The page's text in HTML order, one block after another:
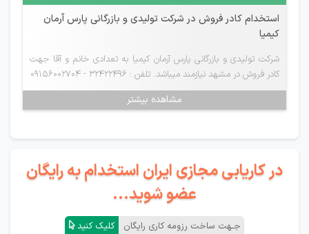
استخدام کادر فروش در شرکت تولیدی و بازرگانی پارس آرمان
کیمیا
شرکت تولیدی و بازرگانی پارس آرمان کیمیا به تعدادی خانم و آقا جهت
کادر فروش در مشهد نیازمند میباشد. تلفن : 32422496 - 09156002704
مشاهده بیشتر
در کاریابی مجازی ایران استخدام به رایگان
عضو شوید...
جـهت ساخت رزومه کاری رایگان کلیک کنید